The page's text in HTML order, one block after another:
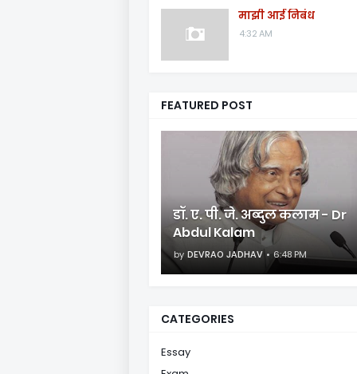
माझी आई निबंध
4:32 AM
FEATURED POST
डॉ. ए. पी. जे. अब्दुल कलाम - Dr
Abdul Kalam
by DEVRAO JADHAV 6:48 PM
CATEGORIES
Essay